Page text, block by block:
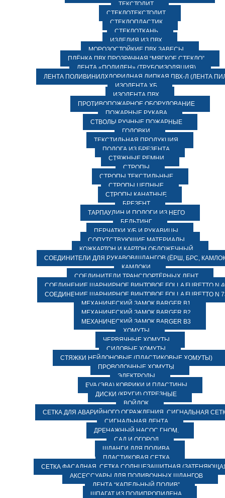
ТЕКСТОЛИТ
СТЕКЛОТЕКСТОЛИТ
СТЕКЛОПЛАСТИК
СТЕКЛОТКАНЬ
ИЗДЕЛИЯ ИЗ ПВХ
МОРОЗОСТОЙКИЕ ПВХ ЗАВЕСЫ
ПЛЁНКА ПВХ ПРОЗРАЧНАЯ “МЯГКОЕ СТЕКЛО”
ЛЕНТА «ПОЛИЛЕН» (ТРУБОИЗОЛЯЦИЯ)
ЛЕНТА ПОЛИВИНИЛХЛОРИДНАЯ ЛИПКАЯ ПВХ-Л (ЛЕНТА
ИЗОЛЕНТА ХБ
ИЗОЛЕНТА ПВХ
ПРОТИВОПОЖАРНОЕ ОБОРУДОВАНИЕ
ПОЖАРНЫЕ РУКАВА
СТВОЛЫ РУЧНЫЕ ПОЖАРНЫЕ
ГОЛОВКИ
ТЕКСТИЛЬНАЯ ПРОДУКЦИЯ
ПОЛОГА ИЗ БРЕЗЕНТА
СТЯЖНЫЕ РЕМНИ
СТРОПЫ
СТРОПЫ ТЕКСТИЛЬНЫЕ
СТРОПЫ ЦЕПНЫЕ
СТРОПЫ КАНАТНЫЕ
БРЕЗЕНТ
ТАРПАУЛИН И ПОЛОГИ ИЗ НЕГО
БЕЛЬТИНГ
ПЕРЧАТКИ Х/Б И РУКАВИЦЫ
СОПУТСТВУЮЩИЕ МАТЕРИАЛЫ
КОЖКАРТОН И КАРТОН ОБЛОЖЕЧНЫЙ
СОЕДИНИТЕЛИ ДЛЯ РУКАВОВ/ШЛАНГОВ (ЁРШ, БРС,
КАМЛОКИ
СОЕДИНИТЕЛИ ТРАНСПОРТЁРНЫХ ЛЕНТ
СОЕДИНЕНИЕ ШАРНИРНОЕ ВИНТОВОЕ FOLLA FURETTO N
СОЕДИНЕНИЕ ШАРНИРНОЕ ВИНТОВОЕ FOLLA FURETTO N
МЕХАНИЧЕСКИЙ ЗАМОК BARGER B1
МЕХАНИЧЕСКИЙ ЗАМОК BARGER B2
МЕХАНИЧЕСКИЙ ЗАМОК BARGER B3
ХОМУТЫ
ЧЕРВЯЧНЫЕ ХОМУТЫ
СИЛОВЫЕ ХОМУТЫ
СТЯЖКИ НЕЙЛОНОВЫЕ (ПЛАСТИКОВЫЕ ХОМУТЫ)
ПРОВОЛОЧНЫЕ ХОМУТЫ
ЭЛЕКТРОДЫ
EVA (ЭВА) КОВРИКИ И ПЛАСТИНЫ
ДИСКИ (КРУГИ) ОТРЕЗНЫЕ
ВОЙЛОК
СЕТКА ДЛЯ АВАРИЙНОГО ОГРАЖДЕНИЯ, СИГНАЛЬНАЯ
СИГНАЛЬНАЯ ЛЕНТА
ДРЕНАЖНЫЙ НАСОС ГНОМ.
САД И ОГОРОД
ШЛАНГИ ДЛЯ ПОЛИВА
ПЛАСТИКОВАЯ СЕТКА
СЕТКА ФАСАДНАЯ. СЕТКА СОЛНЦЕЗАЩИТНАЯ
АКСЕССУАРЫ ДЛЯ ПОЛИВОЧНЫХ ШЛАНГОВ
ЛЕНТА “КАПЕЛЬНЫЙ ПОЛИВ”
ШПАГАТ ИЗ ПОЛИПРОПИЛЕНА